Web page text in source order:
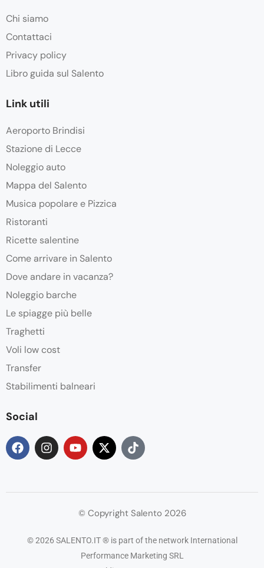
Chi siamo
Contattaci
Privacy policy
Libro guida sul Salento
Link utili
Aeroporto Brindisi
Stazione di Lecce
Noleggio auto
Mappa del Salento
Musica popolare e Pizzica
Ristoranti
Ricette salentine
Come arrivare in Salento
Dove andare in vacanza?
Noleggio barche
Le spiagge più belle
Traghetti
Voli low cost
Transfer
Stabilimenti balneari
Social
© Copyright Salento 2026
© 2026 SALENTO.IT ® is part of the network International
Performance Marketing SRL